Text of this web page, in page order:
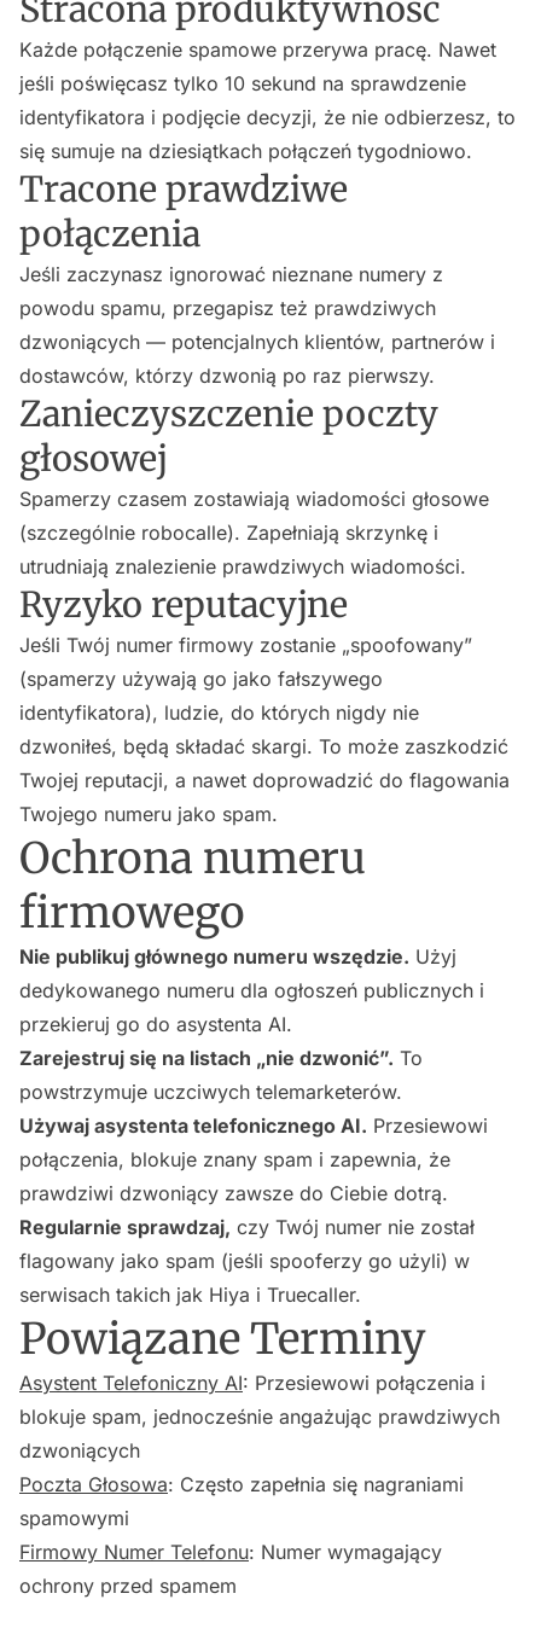
Stracona produktywność
Każde połączenie spamowe przerywa pracę. Nawet
jeśli poświęcasz tylko 10 sekund na sprawdzenie
identyfikatora i podjęcie decyzji, że nie odbierzesz, to
się sumuje na dziesiątkach połączeń tygodniowo.
Tracone prawdziwe
połączenia
Jeśli zaczynasz ignorować nieznane numery z
powodu spamu, przegapisz też prawdziwych
dzwoniących — potencjalnych klientów, partnerów i
dostawców, którzy dzwonią po raz pierwszy.
Zanieczyszczenie poczty
głosowej
Spamerzy czasem zostawiają wiadomości głosowe
(szczególnie robocalle). Zapełniają skrzynkę i
utrudniają znalezienie prawdziwych wiadomości.
Ryzyko reputacyjne
Jeśli Twój numer firmowy zostanie „spoofowany”
(spamerzy używają go jako fałszywego
identyfikatora), ludzie, do których nigdy nie
dzwoniłeś, będą składać skargi. To może zaszkodzić
Twojej reputacji, a nawet doprowadzić do flagowania
Twojego numeru jako spam.
Ochrona numeru
firmowego
Nie publikuj głównego numeru wszędzie. Użyj
dedykowanego numeru dla ogłoszeń publicznych i
przekieruj go do asystenta AI.
Zarejestruj się na listach „nie dzwonić”. To
powstrzymuje uczciwych telemarketerów.
Używaj asystenta telefonicznego AI. Przesiewowi
połączenia, blokuje znany spam i zapewnia, że
prawdziwi dzwoniący zawsze do Ciebie dotrą.
Regularnie sprawdzaj, czy Twój numer nie został
flagowany jako spam (jeśli spooferzy go użyli) w
serwisach takich jak Hiya i Truecaller.
Powiązane Terminy
Asystent Telefoniczny AI: Przesiewowi połączenia i
blokuje spam, jednocześnie angażując prawdziwych
dzwoniących
Poczta Głosowa: Często zapełnia się nagraniami
spamowymi
Firmowy Numer Telefonu: Numer wymagający
ochrony przed spamem